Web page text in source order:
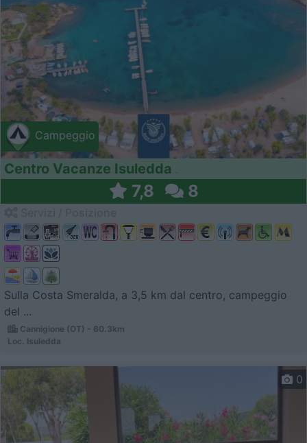
Campeggio
Centro Vacanze Isuledda
7,8 8
Sulla Costa Smeralda, a 3,5 km dal centro, campeggio
del ...
Cannigione (OT) - 60.3km
Loc. Isuledda
0